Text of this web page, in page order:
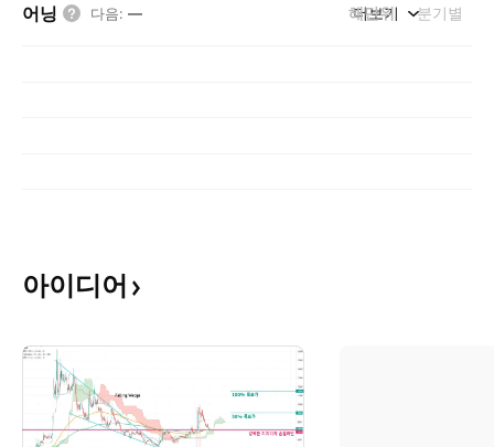
어닝 다음: — 해단위 분기별
더보기
아이디어